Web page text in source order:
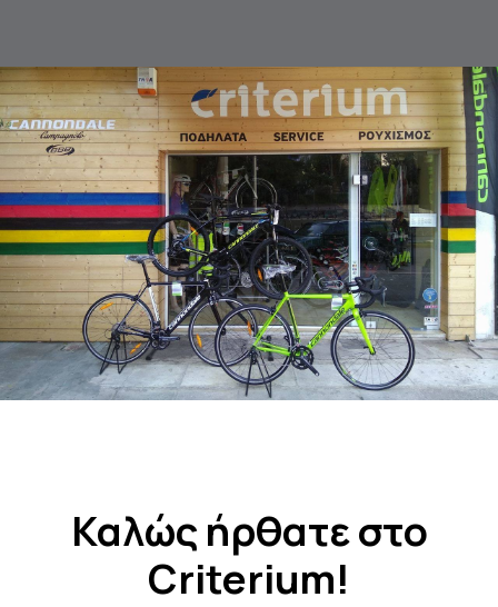
Καλώς ήρθατε στο
Criterium!